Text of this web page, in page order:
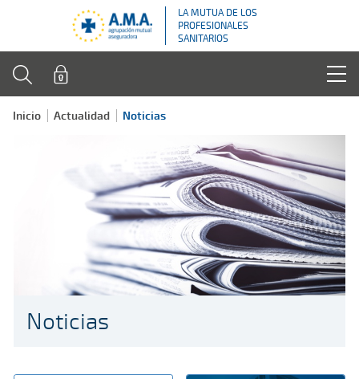
LA MUTUA DE LOS
PROFESIONALES
SANITARIOS
Inicio Actualidad Noticias
Noticias